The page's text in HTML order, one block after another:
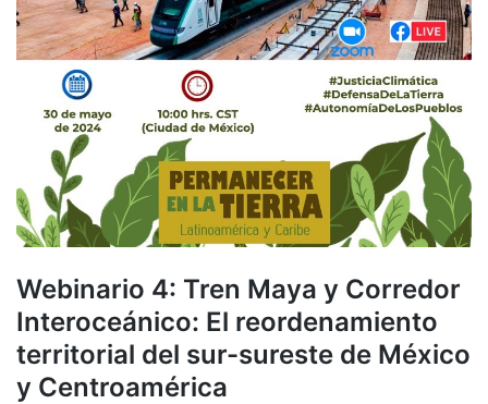
Webinario 4: Tren Maya y Corredor
Interoceánico: El reordenamiento
territorial del sur-sureste de México
y Centroamérica